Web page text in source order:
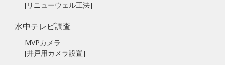
[リニューウェル工法]
水中テレビ調査
MVPカメラ
[井戸用カメラ設置]